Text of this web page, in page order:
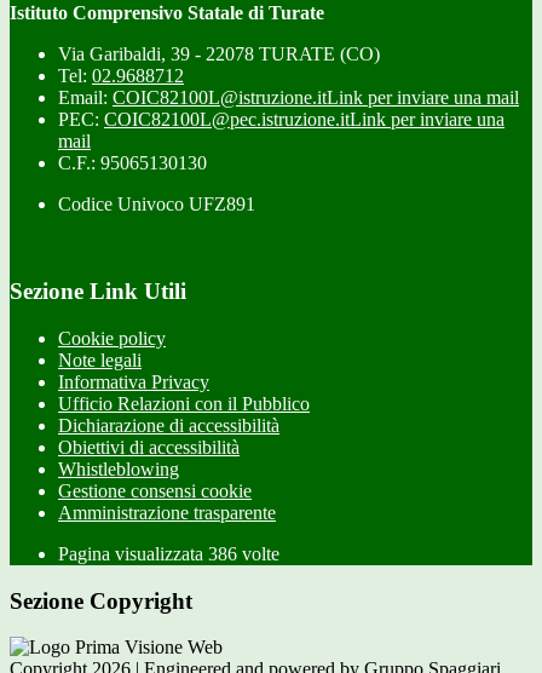
Istituto Comprensivo Statale di Turate
Via Garibaldi, 39 - 22078 TURATE (CO)
Tel: 02.9688712
Email: COIC82100L@istruzione.itLink per inviare una mail
PEC: COIC82100L@pec.istruzione.itLink per inviare una
mail
C.F.: 95065130130
Codice Univoco UFZ891
Sezione Link Utili
Cookie policy
Note legali
Informativa Privacy
Ufficio Relazioni con il Pubblico
Dichiarazione di accessibilità
Obiettivi di accessibilità
Whistleblowing
Gestione consensi cookie
Amministrazione trasparente
Pagina visualizzata 386 volte
Sezione Copyright